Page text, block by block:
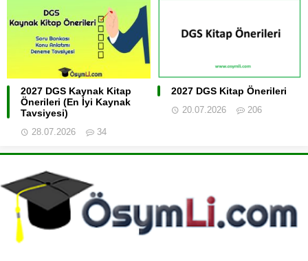
2027 DGS Kaynak Kitap
Önerileri (En İyi Kaynak
Tavsiyesi)
28.07.2026 34
2027 DGS Kitap Önerileri
20.07.2026 206